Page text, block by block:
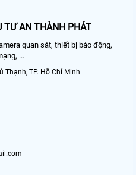
TƯ AN THÀNH PHÁT
quan sát, thiết bị báo động,
...
Thạnh, TP. Hồ Chí Minh